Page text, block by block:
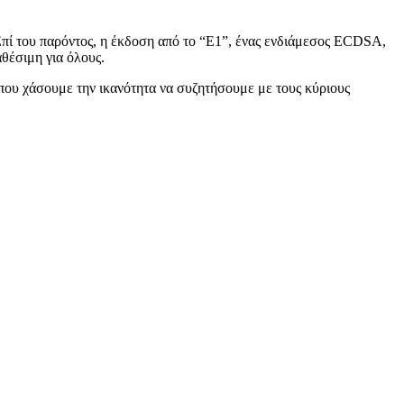
του παρόντος, η έκδοση από το “E1”, ένας ενδιάμεσος ECDSA,
για όλους.
χάσουμε την ικανότητα να συζητήσουμε με τους κύριους